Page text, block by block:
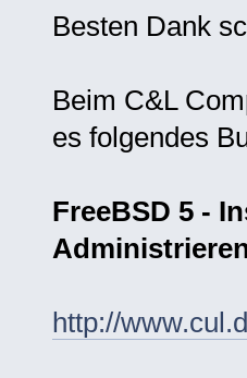
Besten Dank
Beim C&L
es folgendes
FreeBSD 5 -
http://